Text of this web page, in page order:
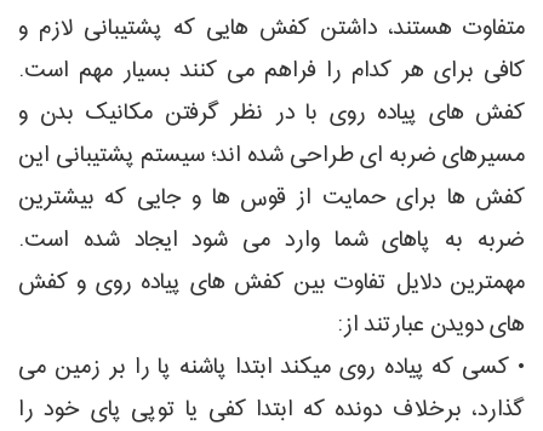
متفاوت هستند، داشتن کفش هایی که پشتیبانی لازم و
کافی برای هر کدام را فراهم می کنند بسیار مهم است.
کفش های پیاده روی با در نظر گرفتن مکانیک بدن و
مسیرهای ضربه ای طراحی شده اند؛ سیستم پشتیبانی این
کفش ها برای حمایت از قوس ها و جایی که بیشترین
ضربه به پاهای شما وارد می شود ایجاد شده است.
مهمترین دلایل تفاوت بین کفش های پیاده روی و کفش
های دویدن عبارتند از:
• کسی که پیاده روی میکند ابتدا پاشنه پا را بر زمین می
گذارد، برخلاف دونده که ابتدا کفی یا توپی پای خود را